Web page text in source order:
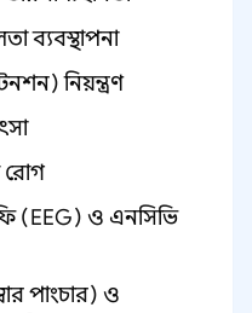
ব্যবস্থাপনা
নিয়ন্ত্রণ
রোগ
(EEG) ও এনসিভি
পাংচার) ও